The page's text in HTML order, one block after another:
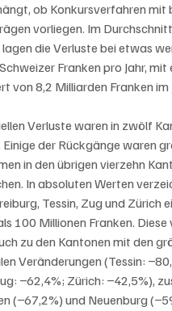
ob Konkursverfahren mit
vorliegen. Im
lagen die Verluste bei etwas
Franken pro Jahr, mit
von 8,2 Milliarden Franken im
Verluste waren in zwölf
der Rückgänge waren
in den übrigen vierzehn
In absoluten Werten
Tessin, Zug und Zürich
100 Millionen Franken. Diese
zu den Kantonen mit den
Veränderungen (Tessin:
−62,4%; Zürich: −42,5%),
(−67,2%) und Neuenburg